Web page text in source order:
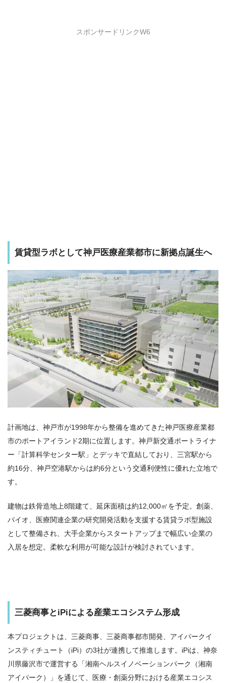
スポンサードリンクW6
賃貸型ラボとして神戸医療産業都市に新拠点誕生へ
計画地は、神戸市が1998年から整備を進めてきた神戸医療産業都
市のポートアイランド2期に位置します。神戸新交通ポートライナ
ー「計算科学センター駅」とデッキで直結しており、三宮駅から
約16分、神戸空港駅からは約6分という交通利便性に優れた立地で
す。
建物は鉄骨造地上8階建て、延床面積は約12,000㎡を予定。創薬、
バイオ、医療関連企業の研究開発活動を支援する賃貸ラボ型施設
として整備され、大手企業からスタートアップまで幅広い企業の
入居を想定。柔軟な利用が可能な設計が検討されています。
三菱商事とiPiによる産業エコシステム形成
本プロジェクトは、三菱商事、三菱商事都市開発、アイパークイ
ンスティチュート（iPi）の3社が連携して推進します。iPiは、神奈
川県藤沢市で運営する「湘南ヘルスイノベーションパーク（湘南
アイパーク）」を通じて、医療・創薬分野における産業エコシス